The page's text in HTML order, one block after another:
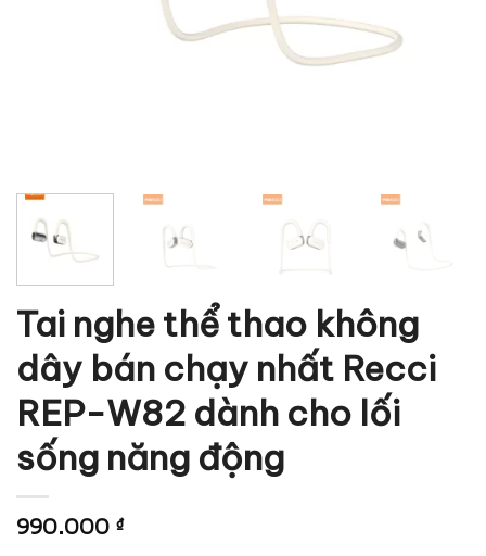
Tai nghe thể thao không
dây bán chạy nhất Recci
REP-W82 dành cho lối
sống năng động
990.000 ₫